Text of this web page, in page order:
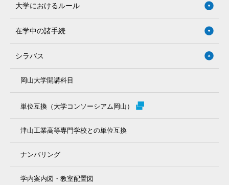
大学におけるルール
在学中の諸手続
シラバス
岡山大学開講科目
単位互換（大学コンソーシアム岡山）
津山工業高等専門学校との単位互換
ナンバリング
学内案内図・教室配置図